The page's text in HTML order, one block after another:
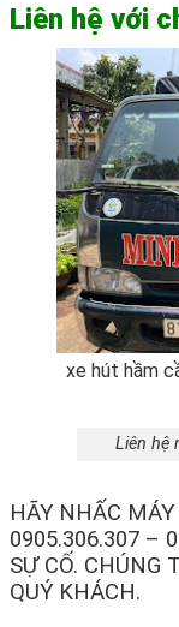
Liên hệ với
xe hút hầm
Liên hệ
HÃY NHẤC MÁY
0905.306.307 –
SỰ CỐ. CHÚNG
QUÝ KHÁCH.